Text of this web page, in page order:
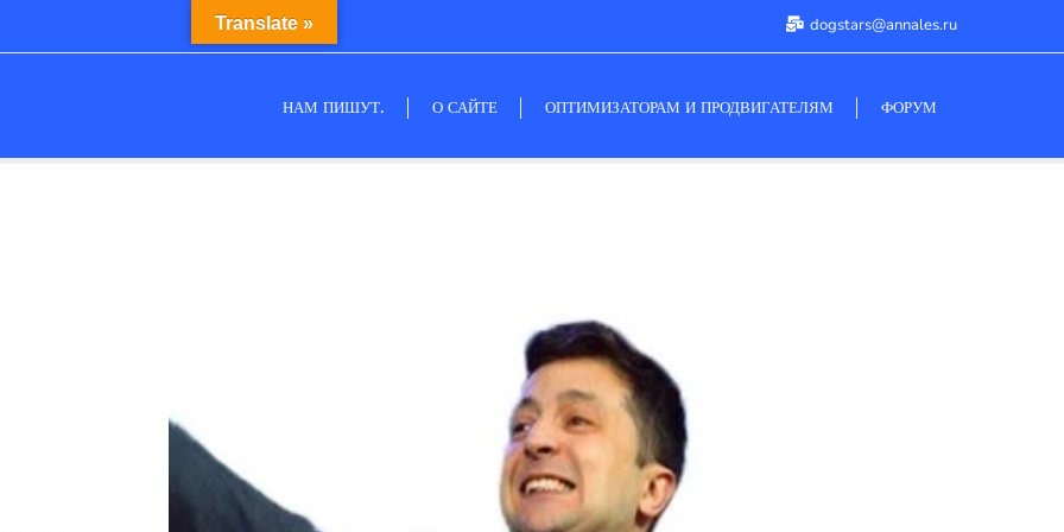
dogstars@annales.ru
НАМ ПИШУТ. О САЙТЕ ОПТИМИЗАТОРАМ И ПРОДВИГАТЕЛЯМ ФОРУМ
Translate »